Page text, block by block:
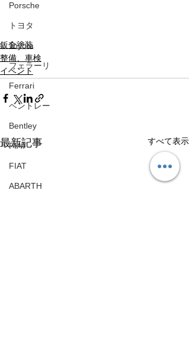
Porsche
トヨタ
Toyota
フェラーリ
Ferrari
ベントレー
Bentley
FIAT
FIAT
ABARTH
鈑金塗装
整備、車検
イベント
最新記事 すべて表示